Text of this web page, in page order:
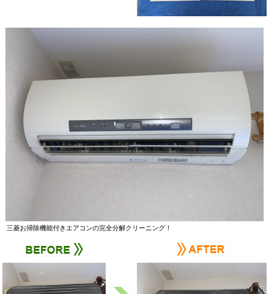
三菱お掃除機能付きエアコンの完全分解クリーニング！